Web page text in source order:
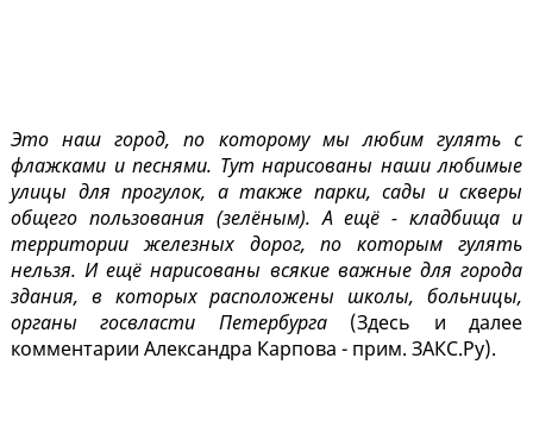
Это наш город, по которому мы любим гулять с
флажками и песнями. Тут нарисованы наши любимые
улицы для прогулок, а также парки, сады и скверы
общего пользования (зелёным). А ещё - кладбища и
территории железных дорог, по которым гулять
нельзя. И ещё нарисованы всякие важные для города
здания, в которых расположены школы, больницы,
органы госвласти Петербурга(Здесь и далее
комментарии Александра Карпова - прим. ЗАКС.Ру).